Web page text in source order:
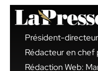
Président-
Rédacteur en chef
Rédaction Web: